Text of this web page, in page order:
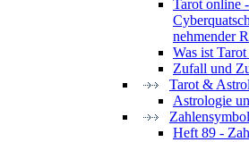
Tarot online
nehmender
Was ist Tarot
Zufall und
Tarot &
Astrologie
Heft 89 -